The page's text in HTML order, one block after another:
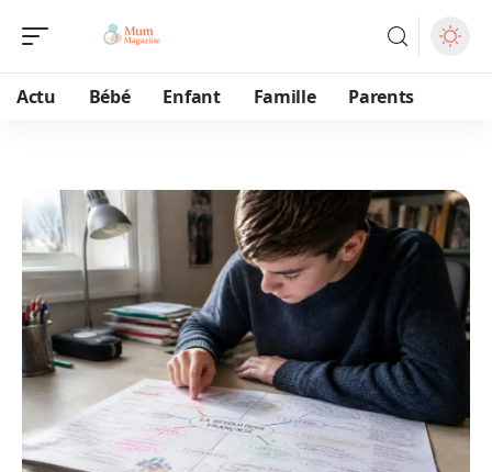
Actu Bébé Enfant Famille Parents